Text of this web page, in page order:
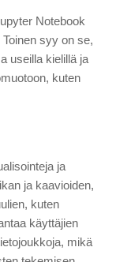
Notebook
syy on se,
useilla kielillä ja
kuten
ja
ja kaavioiden,
kuten
käyttäjien
mikä